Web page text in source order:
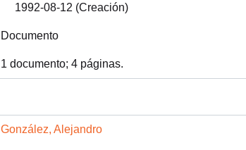
1992-08-12 (Creación)
Documento
1 documento; 4 páginas.
González, Alejandro